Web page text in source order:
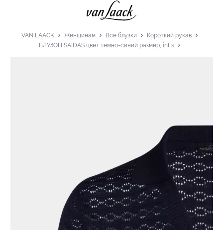
VAN LAACK Женщинам Все блузки
Короткий рукав
БЛУЗОН SAIDAS цвет темно-синий размер, int s